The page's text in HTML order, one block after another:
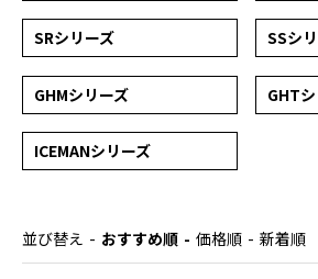
SRシリーズ SSシ
GHMシリーズ GHT
ICEMANシリーズ
並び替え おすすめ順 価格順 新着順